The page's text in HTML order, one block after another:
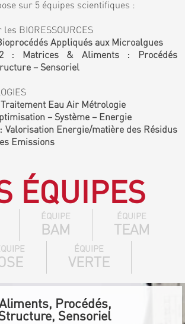
sur 5 équipes scientifiques :
BIORESSOURCES
Appliqués aux Microalgues
: Matrices & Aliments : Procédés
– Sensoriel
Eau Air Métrologie
– Système – Energie
Valorisation Energie/matière des Résidus
Emissions
ÉQUIPES
ÉQUIPE
BAM
ÉQUIPE
TEAM
ÉQUIPE
VERTE
Procédés,
Sensoriel